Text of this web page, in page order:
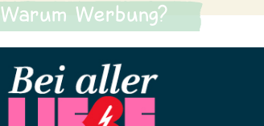
Warum Werbung?